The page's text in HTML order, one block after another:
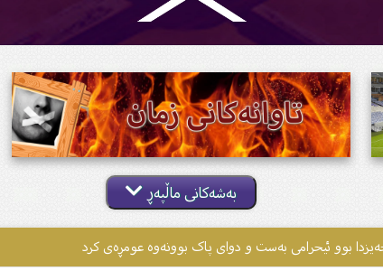
بەشەکانی ماڵپەڕ
بوو ئیحرامی بەست و دوای پاک بوونەوە عومڕەی کرد